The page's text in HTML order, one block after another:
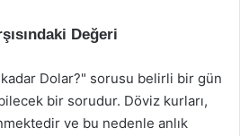
Değeri
Dolar?" sorusu belirli bir gün
bir sorudur. Döviz kurları,
ve bu nedenle anlık